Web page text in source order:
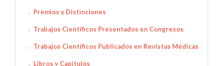
Premios y Distinciones
Trabajos Científicos Presentados en Congresos
Trabajos Científicos Publicados en Revistas Médicas
Libros y Capítulos